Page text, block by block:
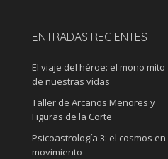
ENTRADAS RECIENTES
El viaje del héroe: el mono mito
de nuestras vidas
Taller de Arcanos Menores y
Figuras de la Corte
Psicoastrología 3: el cosmos en
movimiento